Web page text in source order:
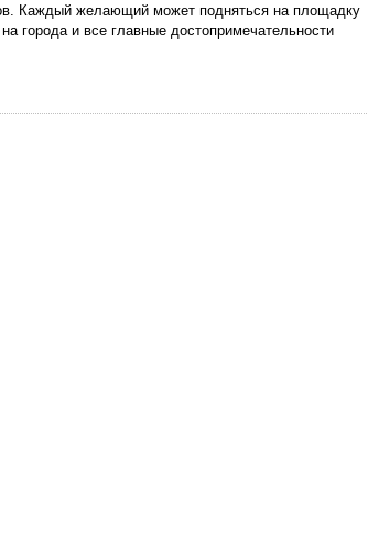
Каждый желающий может подняться на площадку
города и все главные достопримечательности